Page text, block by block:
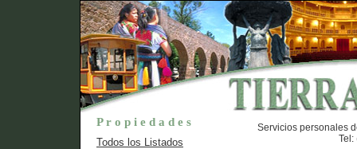
P r o p i e d a d e s
Todos los Listados
Servicios personales